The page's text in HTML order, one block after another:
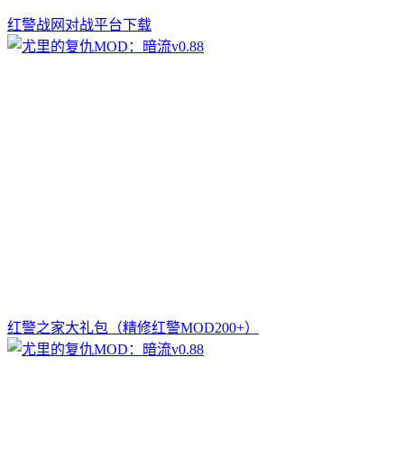
红警战网对战平台下载
红警之家大礼包（精修红警MOD200+）